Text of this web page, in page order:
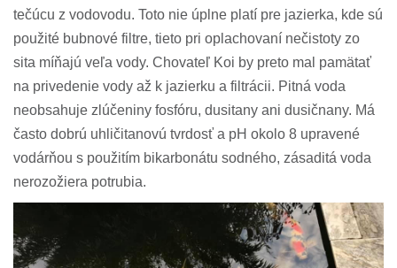
tečúcu z vodovodu. Toto nie úplne platí pre jazierka, kde sú
použité bubnové filtre, tieto pri oplachovaní nečistoty zo
sita míňajú veľa vody. Chovateľ Koi by preto mal pamätať
na privedenie vody až k jazierku a filtrácii. Pitná voda
neobsahuje zlúčeniny fosfóru, dusitany ani dusičnany. Má
často dobrú uhličitanovú tvrdosť a pH okolo 8 upravené
vodárňou s použitím bikarbonátu sodného, zásaditá voda
nerozožiera potrubia.